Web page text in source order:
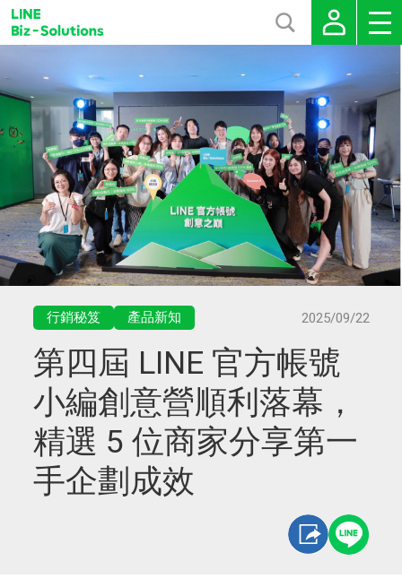
行銷秘笈 產品新知 2025/09/22
第四屆 LINE 官方帳號
小編創意營順利落幕，
精選 5 位商家分享第一
手企劃成效